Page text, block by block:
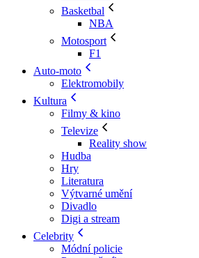
Basketbal
NBA
Motosport
F1
Auto-moto
Elektromobily
Kultura
Filmy & kino
Televize
Reality show
Hudba
Hry
Literatura
Výtvarné umění
Divadlo
Digi a stream
Celebrity
Módní policie